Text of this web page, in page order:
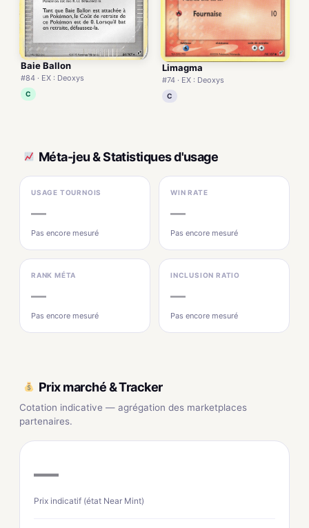
Baie Ballon
#84 · EX : Deoxys
C
Limagma
#74 · EX : Deoxys
C
Méta-jeu & Statistiques d'usage
USAGE TOURNOIS
—
Pas encore mesuré
WIN RATE
—
Pas encore mesuré
RANK MÉTA
—
Pas encore mesuré
INCLUSION RATIO
—
Pas encore mesuré
Prix marché & Tracker
Cotation indicative — agrégation des marketplaces
partenaires.
—
Prix indicatif (état Near Mint)